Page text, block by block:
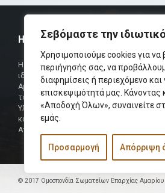
Σεβόμαστε την
Χρησιμοποιούμε cookies για να
περιήγησής σας, να
διαφημίσεις ή περιεχόμενο
επισκεψιμότητά μας. Κάνοντας
«Αποδοχή Όλων», συναινείτε
εμάς.
Προσαρμογή Απόρριψη
Η ΟΜΟΣΠΟΝΔΙΑ
Η Ομοσπονδία Σωματείων Επαρχίας
ιδρύθηκε και πήρε τη θέση της Ένωσης
Αμαριωτών, που λειτουργούσε από το
το 1984.
Υλοποιήθηκε σε συνεργασία των μελών
και των Δ.Σ των Αμαριώτικων Σωματείων
Αττικής.
© 2017 Ομοσπονδία Σωματείων Επαρχίας Αμαρίου